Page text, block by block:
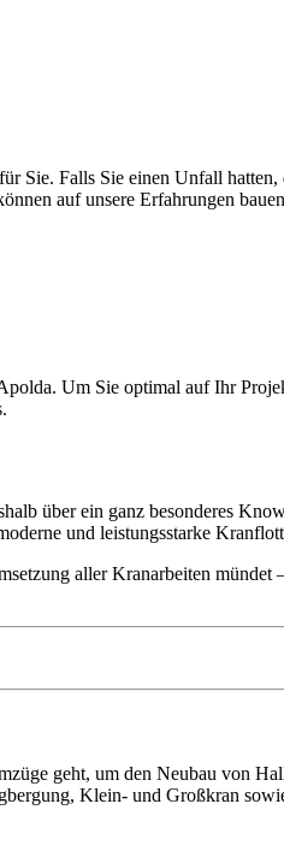
Sie. Falls Sie einen Unfall
auf unsere Erfahrungen
Um Sie optimal auf Ihr
über ein ganz besonderes
und leistungsstarke
aller Kranarbeiten
geht, um den Neubau von
Klein- und Großkran